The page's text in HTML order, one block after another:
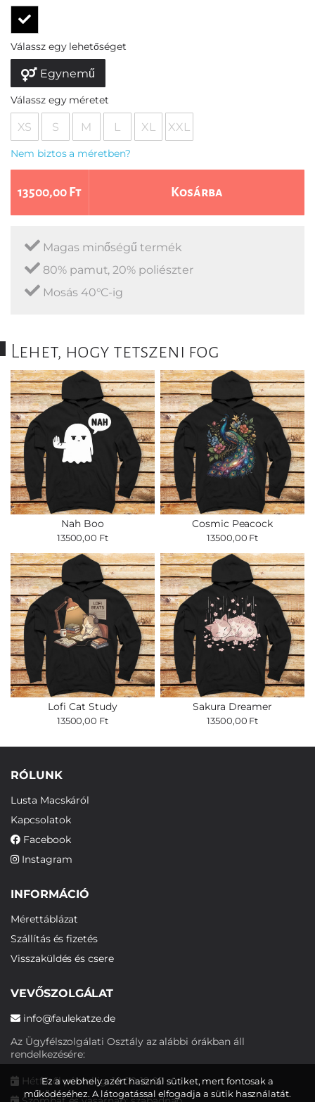
Válassz egy lehetőséget
Egynemű
Válassz egy méretet
XS S M L XL XXL
Nem biztos a méretben?
13500,00 Ft Kosárba
Magas minőségű termék
80% pamut, 20% poliészter
Mosás 40°C-ig
Lehet, hogy tetszeni fog
Nah Boo
13500,00 Ft
Cosmic Peacock
13500,00 Ft
Lofi Cat Study
13500,00 Ft
Sakura Dreamer
13500,00 Ft
RÓLUNK
Lusta Macskáról
Kapcsolatok
Facebook
Instagram
INFORMÁCIÓ
Mérettáblázat
Szállítás és fizetés
Visszaküldés és csere
VEVŐSZOLGÁLAT
info@faulekatze.de
Az Ügyfélszolgálati Osztály az alábbi órákban áll
rendelkezésére:
Hétfőtől péntekig: 10:00-19:00
Ez a webhely azért használ sütiket, mert fontosak a
működéséhez. A látogatással elfogadja a sütik használatát.